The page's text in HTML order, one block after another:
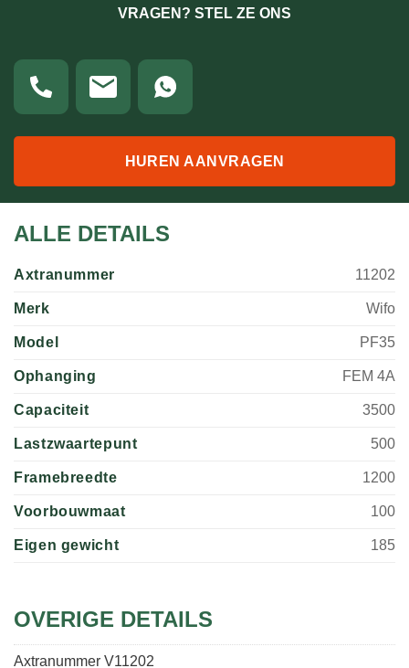
VRAGEN? STEL ZE ONS
HUREN AANVRAGEN
ALLE DETAILS
Axtranummer 11202
Merk Wifo
Model PF35
Ophanging FEM 4A
Capaciteit 3500
Lastzwaartepunt 500
Framebreedte 1200
Voorbouwmaat 100
Eigen gewicht 185
OVERIGE DETAILS
Axtranummer V11202